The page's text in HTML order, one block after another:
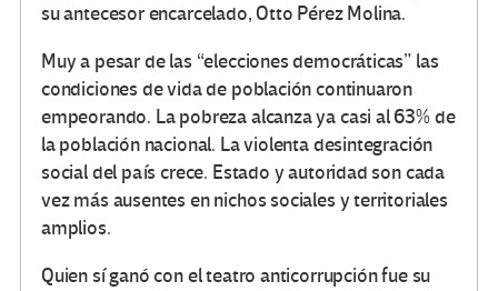
su antecesor encarcelado, Otto Pérez Molina.
Muy a pesar de las “elecciones democráticas” las
condiciones de vida de población continuaron
empeorando. La pobreza alcanza ya casi al 63% de
la población nacional. La violenta desintegración
social del país crece. Estado y autoridad son cada
vez más ausentes en nichos sociales y territoriales
amplios.
Quien sí ganó con el teatro anticorrupción fue su